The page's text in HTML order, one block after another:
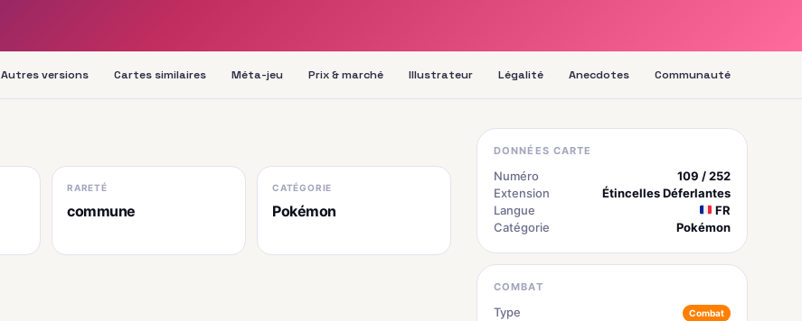
Autres versions Cartes similaires Méta-jeu Prix & marché Illustrateur Légalité Anecdotes Communauté
RARETÉ
commune
CATÉGORIE
Pokémon
DONNÉES CARTE
Numéro
109 / 252
Extension
Étincelles Déferlantes
Langue
FR
Catégorie
Pokémon
COMBAT
Type Combat